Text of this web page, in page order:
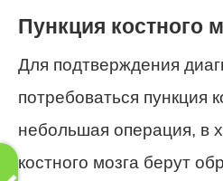
Пункция костного
Для подтверждения
потребоваться пункция
небольшая операция, в
костного мозга берут